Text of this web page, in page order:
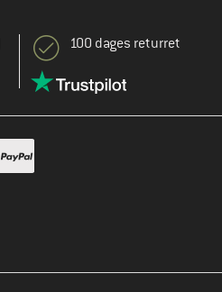
100 dages returret